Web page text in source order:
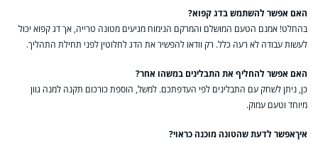
האם אפשר להשתמש בדג קפוא?
בהחלט! אמנם הטעם המושלם והמרקם הנימוח מגיעים מטונה טרייה, אך דג קפוא יכול
לעשות עבודה לא רעה כלל. רק וודאו להפשיר את הדג לחלוטין לפני תחילת התהליך.
האם אפשר להחליף את התבלינים במשהו אחר?
כן, ניתן לשחק עם התבלינים לפי העדפתכם. למשל, הוספת כורכום תקנה למנה גוון
מיוחד וטעם עמוק.
איךאפשר לדעת שהטונה מוכנה כראוי?